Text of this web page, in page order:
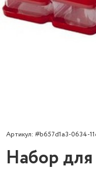
Артикул: #b657d1a3-0634-
Набор